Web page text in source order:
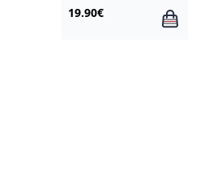
19.90€